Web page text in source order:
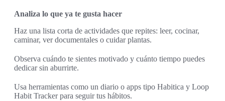
Analiza lo que ya te gusta hacer
Haz una lista corta de actividades que repites: leer, cocinar,
caminar, ver documentales o cuidar plantas.
Observa cuándo te sientes motivado y cuánto tiempo puedes
dedicar sin aburrirte.
Usa herramientas como un diario o apps tipo Habitica y Loop
Habit Tracker para seguir tus hábitos.